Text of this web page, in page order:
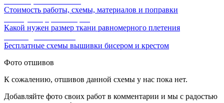
Стоимость работы, схемы, материалов и поправки
Какой нужен размер ткани равномерного плетения
Бесплатные схемы вышивки бисером и крестом
Фото отшивов
К сожалению, отшивов данной схемы у нас пока нет.
Добавляйте фото своих работ в комментарии и мы с радостью